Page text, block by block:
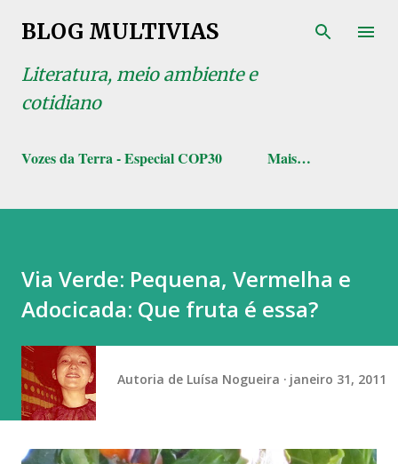
Pular para o conteúdo principal
BLOG MULTIVIAS
Literatura, meio ambiente e
cotidiano
Vozes da Terra - Especial COP30 Mais…
Via Verde: Pequena, Vermelha e
Adocicada: Que fruta é essa?
Autoria de Luísa Nogueira janeiro 31, 2011